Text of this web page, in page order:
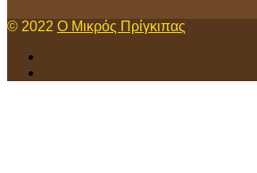
© 2022 Ο Μικρός Πρίγκιπας